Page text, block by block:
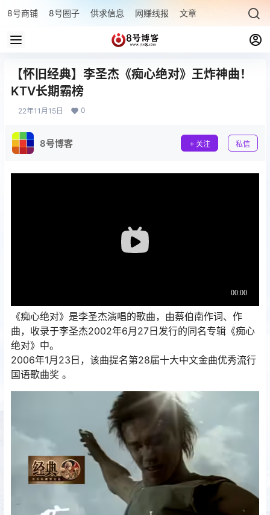
8号商铺 8号圈子 供求信息 网赚线报 文章专题 最新文章
【怀旧经典】李圣杰《痴心绝对》王炸神曲！
KTV长期霸榜
22年11月15日 0
8号博客 关注 私信
《痴心绝对》是李圣杰演唱的歌曲，由蔡伯南作词、作
曲，收录于李圣杰2002年6月27日发行的同名专辑《痴心
绝对》中。
2006年1月23日，该曲提名第28届十大中文金曲优秀流行
国语歌曲奖 。